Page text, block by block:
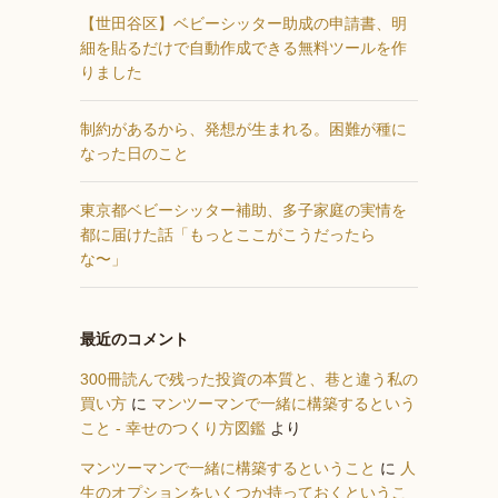
【世田谷区】ベビーシッター助成の申請書、明
細を貼るだけで自動作成できる無料ツールを作
りました
制約があるから、発想が生まれる。困難が種に
なった日のこと
東京都ベビーシッター補助、多子家庭の実情を
都に届けた話「もっとここがこうだったら
な〜」
最近のコメント
300冊読んで残った投資の本質と、巷と違う私の
買い方 に マンツーマンで一緒に構築するという
こと - 幸せのつくり方図鑑 より
マンツーマンで一緒に構築するということ に 人
生のオプションをいくつか持っておくというこ